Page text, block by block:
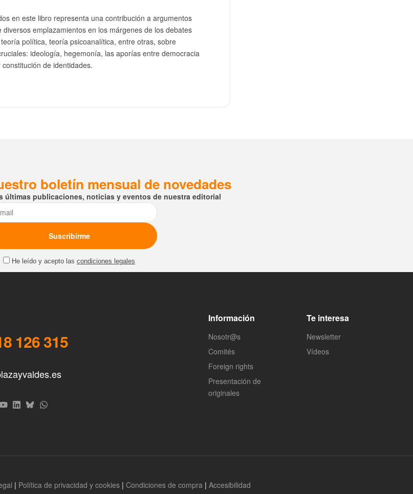
en este libro representa una contribución a argumentos
emplazamientos en los márgenes de los debates
política, teoría psicoanalítica, entre otras, sobre
ideología, hegemonía, las aporías entre democracia
de identidades.
boletín mensual de novedades
últimas publicaciones, noticias y eventos de nuestra editorial
He leído y acepto las condiciones legales
126 315
Información
Nosotr@s
Comités
Foreign rights
Presentación de
originales
Te interesa
Newsletter
Vídeos
| Política de privacidad y cookies| Condiciones de compra| Accesibilidad